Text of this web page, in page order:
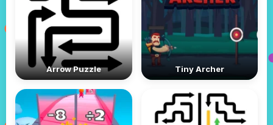
Tiny Archer
Arrow Puzzle